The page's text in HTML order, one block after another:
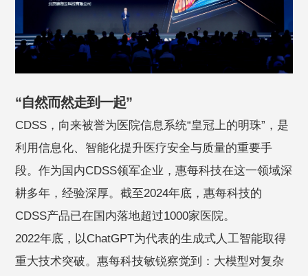
“自然而然走到一起”
CDSS，向来被誉为医院信息系统“皇冠上的明珠”，是
利用信息化、智能化提升医疗安全与质量的重要手
段。作为国内CDSS领军企业，惠每科技在这一领域深
耕多年，经验深厚。截至2024年底，惠每科技的
CDSS产品已在国内落地超过1000家医院。
2022年底，以ChatGPT为代表的生成式人工智能取得
重大技术突破。惠每科技敏锐察觉到：大模型对复杂